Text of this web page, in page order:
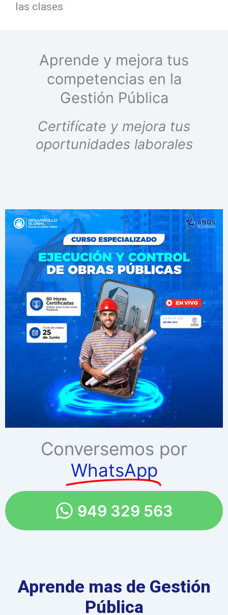
las clases
Aprende y mejora tus
competencias en la
Gestión Pública
Certifícate y mejora tus
oportunidades laborales
Conversemos por
WhatsApp
949 329 563
Aprende mas de Gestión
Pública